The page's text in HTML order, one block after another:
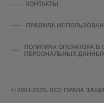
© 2004-2025. ВСЕ ПРАВА
КОНТАКТЫ
ПРАВИЛА
ПОЛИТИКА ОПЕРАТОРА
ПЕРСОНАЛЬНЫХ